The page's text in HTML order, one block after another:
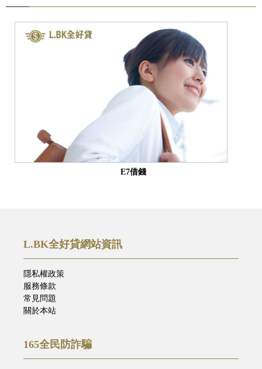
E7借錢
L.BK全好貸網站資訊
隱私權政策
服務條款
常見問題
關於本站
165全民防詐騙